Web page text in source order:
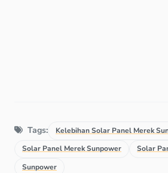
Tags: Kelebihan Solar Panel Merek
Solar Panel Merek Sunpower
Solar
Sunpower